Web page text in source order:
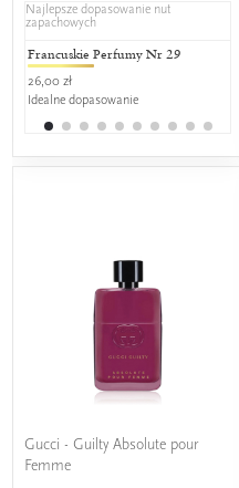
Najlepsze dopasowanie nut
zapachowych
Francuskie Perfumy Nr 29
26,00 zł
Idealne dopasowanie
Gucci - Guilty Absolute pour
Femme